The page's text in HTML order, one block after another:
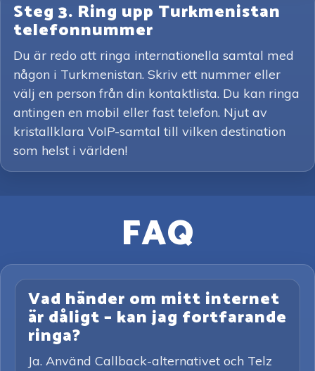
Steg 3. Ring upp Turkmenistan
telefonnummer
Du är redo att ringa internationella samtal med
någon i Turkmenistan. Skriv ett nummer eller
välj en person från din kontaktlista. Du kan ringa
antingen en mobil eller fast telefon. Njut av
kristallklara VoIP-samtal till vilken destination
som helst i världen!
FAQ
Vad händer om mitt internet
är dåligt – kan jag fortfarande
ringa?
Ja. Använd Callback-alternativet och Telz